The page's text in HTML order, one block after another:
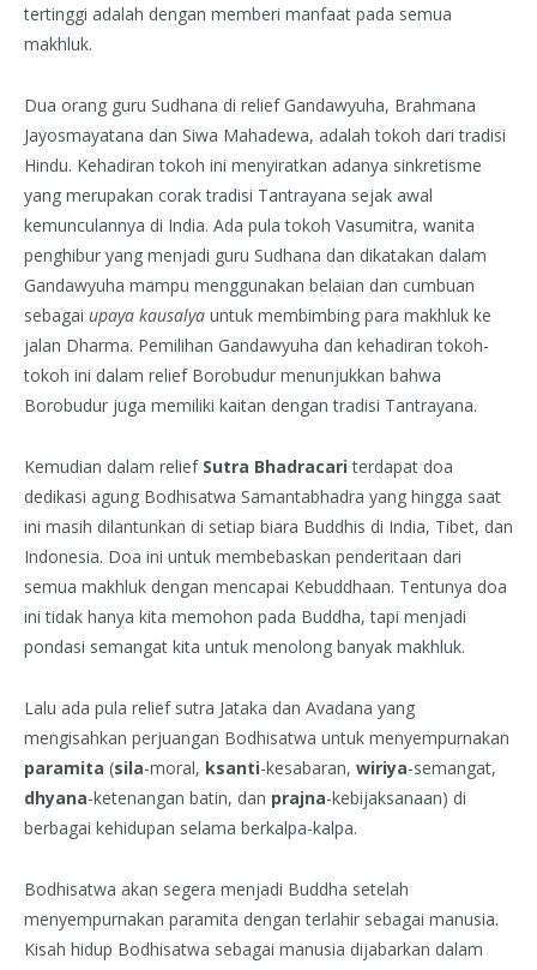
tertinggi adalah dengan memberi manfaat pada semua
makhluk.
Dua orang guru Sudhana di relief Gandawyuha, Brahmana
Jayosmayatana dan Siwa Mahadewa, adalah tokoh dari tradisi
Hindu. Kehadiran tokoh ini menyiratkan adanya sinkretisme
yang merupakan corak tradisi Tantrayana sejak awal
kemunculannya di India. Ada pula tokoh Vasumitra, wanita
penghibur yang menjadi guru Sudhana dan dikatakan dalam
Gandawyuha mampu menggunakan belaian dan cumbuan
sebagai upaya kausalya untuk membimbing para makhluk ke
jalan Dharma. Pemilihan Gandawyuha dan kehadiran tokoh-
tokoh ini dalam relief Borobudur menunjukkan bahwa
Borobudur juga memiliki kaitan dengan tradisi Tantrayana.
Kemudian dalam relief Sutra Bhadracari terdapat doa
dedikasi agung Bodhisatwa Samantabhadra yang hingga saat
ini masih dilantunkan di setiap biara Buddhis di India, Tibet, dan
Indonesia. Doa ini untuk membebaskan penderitaan dari
semua makhluk dengan mencapai Kebuddhaan. Tentunya doa
ini tidak hanya kita memohon pada Buddha, tapi menjadi
pondasi semangat kita untuk menolong banyak makhluk.
Lalu ada pula relief sutra Jataka dan Avadana yang
mengisahkan perjuangan Bodhisatwa untuk menyempurnakan
paramita (sila-moral, ksanti-kesabaran, wiriya-semangat,
dhyana-ketenangan batin, dan prajna-kebijaksanaan) di
berbagai kehidupan selama berkalpa-kalpa.
Bodhisatwa akan segera menjadi Buddha setelah
menyempurnakan paramita dengan terlahir sebagai manusia.
Kisah hidup Bodhisatwa sebagai manusia dijabarkan dalam